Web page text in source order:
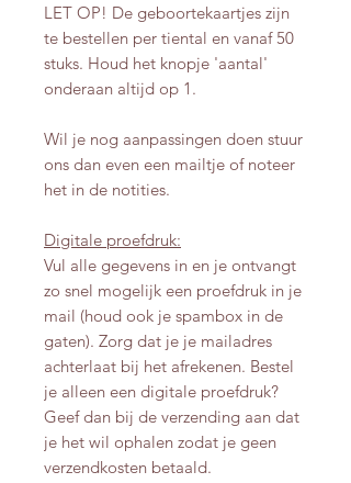
LET OP! De geboortekaartjes zijn
te bestellen per tiental en vanaf 50
stuks. Houd het knopje 'aantal'
onderaan altijd op 1.
Wil je nog aanpassingen doen stuur
ons dan even een mailtje of noteer
het in de notities.
Digitale proefdruk:
Vul alle gegevens in en je ontvangt
zo snel mogelijk een proefdruk in je
mail (houd ook je spambox in de
gaten). Zorg dat je je mailadres
achterlaat bij het afrekenen. Bestel
je alleen een digitale proefdruk?
Geef dan bij de verzending aan dat
je het wil ophalen zodat je geen
verzendkosten betaald.